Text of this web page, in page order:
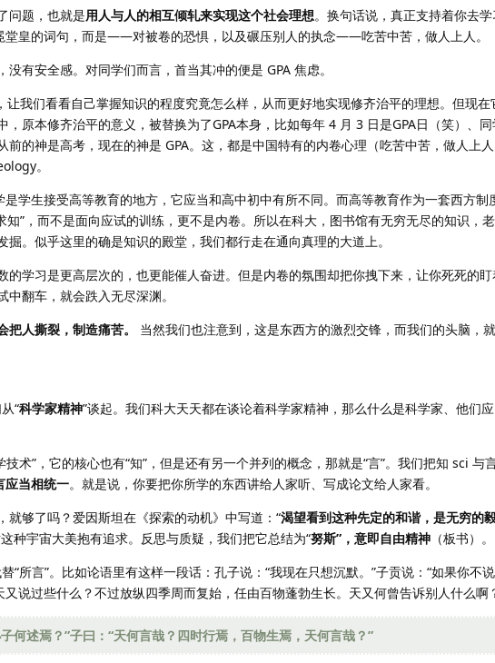
问题，也就是用人与人的相互倾轧来实现这个社会理想。换句话说，真正支持着你去
堂皇的词句，而是——对被卷的恐惧，以及碾压别人的执念——吃苦中苦，做人上人。
有安全感。对同学们而言，首当其冲的便是 GPA 焦虑。
让我们看看自己掌握知识的程度究竟怎么样，从而更好地实现修齐治平的理想。但现
原本修齐治平的意义，被替换为了GPA本身，比如每年 4 月 3 日是GPA日（笑）、同
的神是高考，现在的神是 GPA。这，都是中国特有的内卷心理（吃苦中苦，做人上
。
学生接受高等教育的地方，它应当和高中初中有所不同。而高等教育作为一套西方制
”，而不是面向应试的训练，更不是内卷。所以在科大，图书馆有无穷无尽的知识，
。似乎这里的确是知识的殿堂，我们都行走在通向真理的大道上。
学习是更高层次的，也更能催人奋进。但是内卷的氛围却把你拽下来，让你死死的盯
翻车，就会跌入无尽深渊。
人撕裂，制造痛苦。
当然我们也注意到，这是东西方的激烈交锋，而我们的头脑，就
“科学家精神”谈起。我们科大天天都在谈论着科学家精神，那么什么是科学家、他们
技术”，它的核心也有“知”，但是还有另一个并列的概念，那就是“言”。我们把知 sci 与
应当相统一。就是说，你要把你所学的东西讲给人家听、写成论文给人家看。
够了吗？爱因斯坦在《探索的动机》中写道：“渴望看到这种先定的和谐，是无穷的
种宇宙大美抱有追求。反思与质疑，我们把它总结为“努斯”，意即自由精神 （板书）。
“所言”。比如论语里有这样一段话：孔子说：“我现在只想沉默。”子贡说：“如果你不
说过些什么？不过放纵四季周而复始，任由百物蓬勃生长。天又何曾告诉别人什么啊
何述焉？”子曰：“天何言哉？四时行焉，百物生焉，天何言哉？”